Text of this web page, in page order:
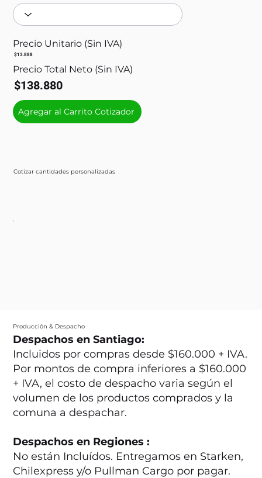
Cotizar cantidades personalizadas
Precio Unitario (Sin IVA)
$13.888
Precio Total Neto (Sin IVA)
$138.880
Agregar al Carrito Cotizador
Producción & Despacho
Despachos en Santiago:
Incluidos por compras desde $160.000 + IVA.
Por montos de compra inferiores a $160.000
+ IVA, el costo de despacho varia según el
volumen de los productos comprados y la
comuna a despachar.
Despachos en Regiones :
No están Incluídos. Entregamos en Starken,
Chilexpress y/o Pullman Cargo por pagar.